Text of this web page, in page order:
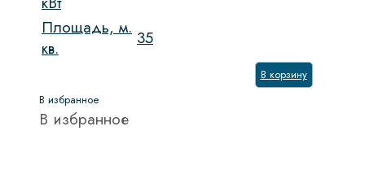
Площадь, м.
кв.
35
В корзину
В избранное
В избранное